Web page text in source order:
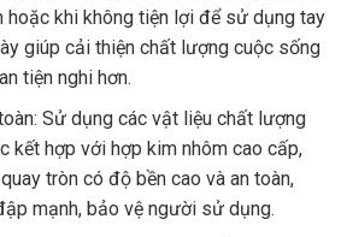
hoặc khi không tiện lợi để sử dụng tay
giúp cải thiện chất lượng cuộc sống
tiện nghi hơn.
Sử dụng các vật liệu chất lượng
kết hợp với hợp kim nhôm cao cấp,
tròn có độ bền cao và an toàn,
mạnh, bảo vệ người sử dụng.